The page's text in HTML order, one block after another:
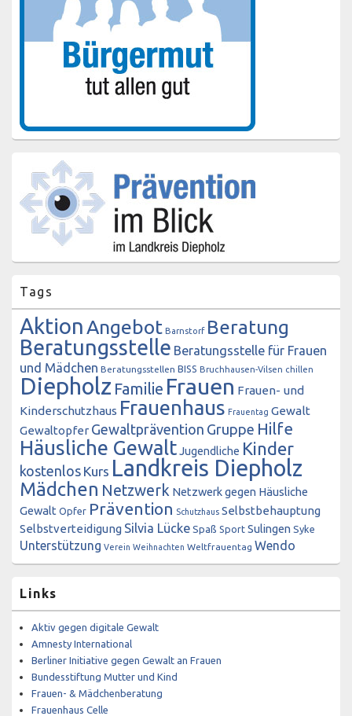
Tags
AktionAngebot Barnstorf Beratung
Beratungsstelle Beratungsstelle für Frauen
und Mädchen Beratungsstellen BISS Bruchhausen-Vilsen chillen
Diepholz Familie Frauen Frauen- und
Kinderschutzhaus Frauenhaus Frauentag Gewalt
Gewaltopfer Gewaltprävention Gruppe Hilfe
Häusliche GewaltJugendliche Kinder
kostenlos Kurs Landkreis Diepholz
Mädchen Netzwerk Netzwerk gegen Häusliche
Gewalt Opfer Prävention Schutzhaus Selbstbehauptung
Selbstverteidigung Silvia Lücke Spaß Sport Sulingen Syke
Unterstützung Verein Weihnachten Weltfrauentag Wendo
Links
Aktiv gegen digitale Gewalt
Amnesty International
Berliner Initiative gegen Gewalt an Frauen
Bundesstiftung Mutter und Kind
Frauen- & Mädchenberatung
Frauenhaus Celle